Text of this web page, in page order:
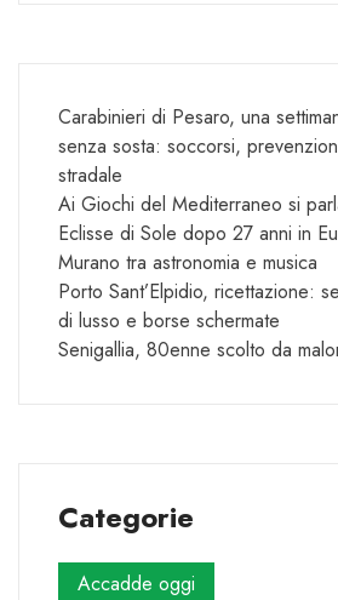
Carabinieri di Pesaro, una
senza sosta: soccorsi,
stradale
Ai Giochi del Mediterraneo si
Eclisse di Sole dopo 27 anni in
Murano tra astronomia e musica
Porto Sant’Elpidio, ricettazione:
di lusso e borse schermate
Senigallia, 80enne scolto da
Categorie
Accadde oggi